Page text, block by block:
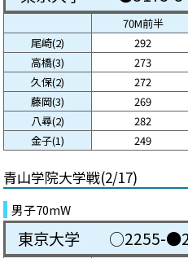
70M前半
尾崎(2)
292
高橋(3)
273
久保(2)
272
藤岡(3)
269
八尋(2)
282
金子(1)
249
青山学院大学戦(2/17)
男子70mW
東京大学 ○2255-